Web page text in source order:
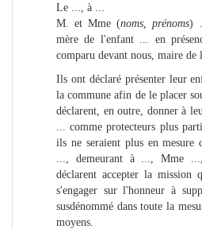
Le ..., à ...
M. et Mme (noms, prénoms)
mère de l'enfant ... en
comparu devant nous, maire de
Ils ont déclaré présenter leur
la commune afin de le placer
déclarent, en outre, donner à
... comme protecteurs plus
ils ne seraient plus en mesure
..., demeurant à ..., Mme
déclarent accepter la
s'engager sur l'honneur à
susdénommé dans toute la
moyens.